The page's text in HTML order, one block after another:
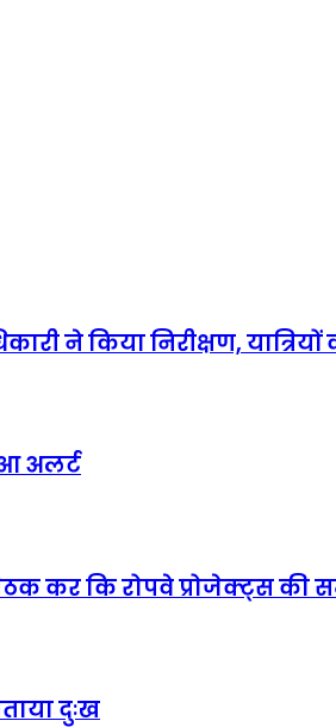
ने किया निरीक्षण,
अलर्ट
कर कि रोपवे प्रोजेक्ट्स की
दुःख